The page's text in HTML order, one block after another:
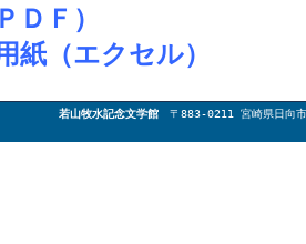
ＤＦ）
紙（エクセル）
若山牧水記念文学館 〒883-0211 宮崎県日向